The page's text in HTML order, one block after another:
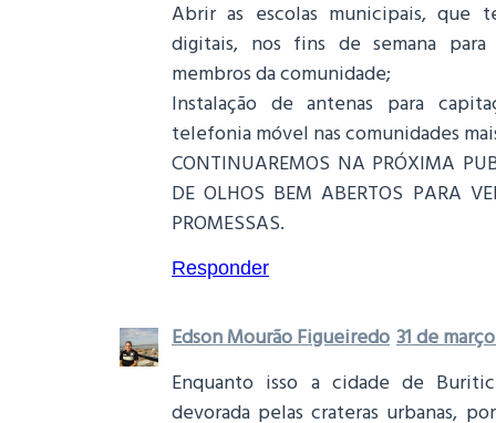
Abrir as escolas municipais, que
digitais, nos fins de semana
membros da comunidade;
Instalação de antenas para
telefonia móvel nas comunidades
CONTINUAREMOS NA PRÓXIMA
DE OLHOS BEM ABERTOS PARA
PROMESSAS.
Responder
Edson Mourão Figueiredo 31 de
Enquanto isso a cidade de
devorada pelas crateras urbanas,